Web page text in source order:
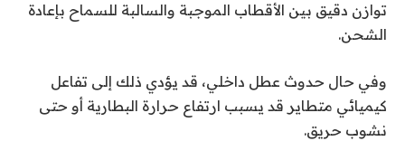
توازن دقيق بين الأقطاب الموجبة والسالبة للسماح بإعادة
الشحن.
وفي حال حدوث عطل داخلي، قد يؤدي ذلك إلى تفاعل
كيميائي متطاير قد يسبب ارتفاع حرارة البطارية أو حتى
نشوب حريق.